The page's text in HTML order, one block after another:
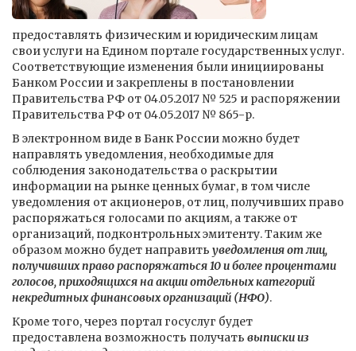
предоставлять физическим и юридическим лицам
свои услуги на Едином портале государственных услуг.
Соответствующие изменения были инициированы
Банком России и закреплены в постановлении
Правительства РФ от 04.05.2017 № 525 и распоряжении
Правительства РФ от 04.05.2017 № 865-р.
В электронном виде в Банк России можно будет
направлять уведомления, необходимые для
соблюдения законодательства о раскрытии
информации на рынке ценных бумаг, в том числе
уведомления от акционеров, от лиц, получивших право
распоряжаться голосами по акциям, а также от
организаций, подконтрольных эмитенту. Таким же
образом можно будет направить уведомления от лиц,
получивших право распоряжаться 10 и более процентами
голосов, приходящихся на акции отдельных категорий
некредитных финансовых организаций (НФО).
Кроме того, через портал госуслуг будет
предоставлена возможность получать выписки из